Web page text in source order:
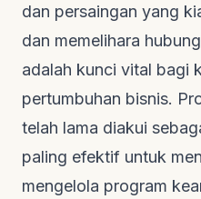
dan persaingan yang
dan memelihara
adalah kunci vital bagi
pertumbuhan bisnis.
telah lama diakui
paling efektif untuk
mengelola program